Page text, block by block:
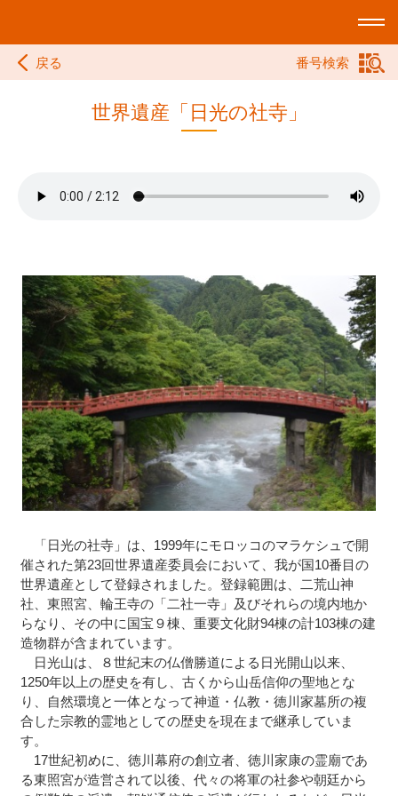
戻る 番号検索
世界遺産「日光の社寺」
「日光の社寺」は、1999年にモロッコのマラケシュで開
催された第23回世界遺産委員会において、我が国10番目の
世界遺産として登録されました。登録範囲は、二荒山神
社、東照宮、輪王寺の「二社一寺」及びそれらの境内地か
らなり、その中に国宝９棟、重要文化財94棟の計103棟の建
造物群が含まれています。
日光山は、８世紀末の仏僧勝道による日光開山以来、
1250年以上の歴史を有し、古くから山岳信仰の聖地とな
り、自然環境と一体となって神道・仏教・徳川家墓所の複
合した宗教的霊地としての歴史を現在まで継承していま
す。
17世紀初めに、徳川幕府の創立者、徳川家康の霊廟であ
る東照宮が造営されて以後、代々の将軍の社参や朝廷から